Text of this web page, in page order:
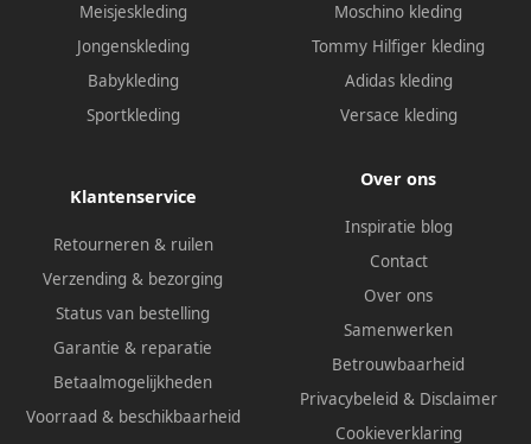
Meisjeskleding
Jongenskleding
Babykleding
Sportkleding
Moschino kleding
Tommy Hilfiger kleding
Adidas kleding
Versace kleding
Klantenservice
Retourneren & ruilen
Verzending & bezorging
Status van bestelling
Garantie & reparatie
Betaalmogelijkheden
Voorraad & beschikbaarheid
Over ons
Inspiratie blog
Contact
Over ons
Samenwerken
Betrouwbaarheid
Privacybeleid & Disclaimer
Cookieverklaring